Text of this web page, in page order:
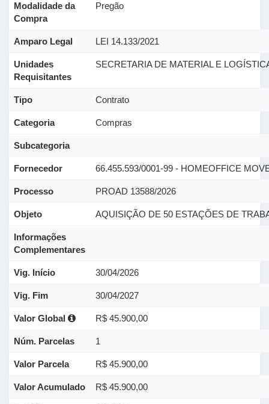
Modalidade da
Compra
Pregão
Amparo Legal LEI 14.133/2021
Unidades
Requisitantes
SECRETARIA DE MATERIAL E
Tipo Contrato
Categoria Compras
Subcategoria
Fornecedor 66.455.593/0001-99 - HOMEOFFICE
Processo PROAD 13588/2026
Objeto AQUISIÇÃO DE 50 ESTAÇÕES DE
Informações
Complementares
Vig. Início 30/04/2026
Vig. Fim 30/04/2027
Valor Global R$ 45.900,00
Núm. Parcelas 1
Valor Parcela R$ 45.900,00
Valor Acumulado R$ 45.900,00